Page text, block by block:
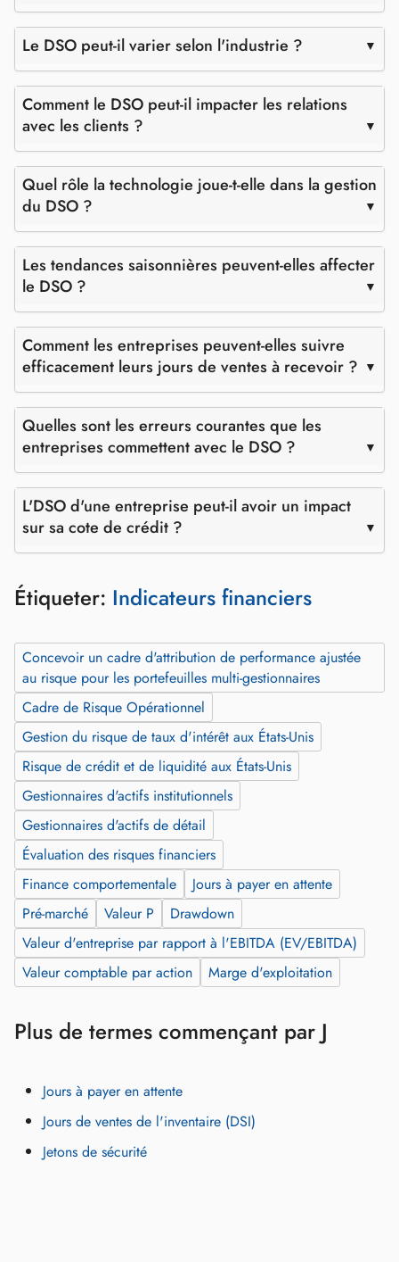
Le DSO peut-il varier selon l'industrie ?
Comment le DSO peut-il impacter les relations
avec les clients ?
Quel rôle la technologie joue-t-elle dans la gestion
du DSO ?
Les tendances saisonnières peuvent-elles affecter
le DSO ?
Comment les entreprises peuvent-elles suivre
efficacement leurs jours de ventes à recevoir ?
Quelles sont les erreurs courantes que les
entreprises commettent avec le DSO ?
L'DSO d'une entreprise peut-il avoir un impact
sur sa cote de crédit ?
Étiqueter: Indicateurs financiers
Concevoir un cadre d'attribution de performance ajustée
au risque pour les portefeuilles multi‑gestionnaires
Cadre de Risque Opérationnel
Gestion du risque de taux d'intérêt aux États-Unis
Risque de crédit et de liquidité aux États-Unis
Gestionnaires d'actifs institutionnels
Gestionnaires d'actifs de détail
Évaluation des risques financiers
Finance comportementale
Jours à payer en attente
Pré‑marché
Valeur P
Drawdown
Valeur d'entreprise par rapport à l'EBITDA (EV/EBITDA)
Valeur comptable par action
Marge d'exploitation
Plus de termes commençant par J
Jours à payer en attente
Jours de ventes de l'inventaire (DSI)
Jetons de sécurité